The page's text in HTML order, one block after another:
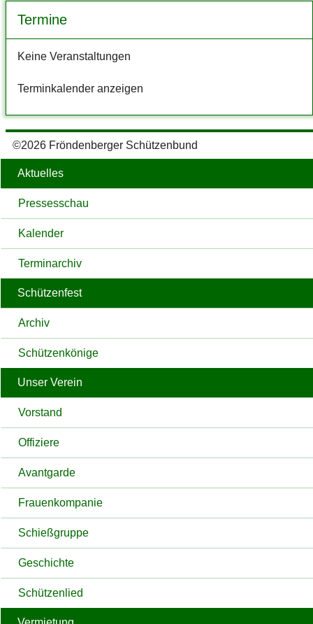
Aktuelles
Pressesschau
Kalender
Terminarchiv
Schützenfest
Archiv
Schützenkönige
Unser Verein
Vorstand
Offiziere
Avantgarde
Frauenkompanie
Schießgruppe
Geschichte
Schützenlied
Termine
Keine Veranstaltungen
Terminkalender anzeigen
©2026 Fröndenberger Schützenbund